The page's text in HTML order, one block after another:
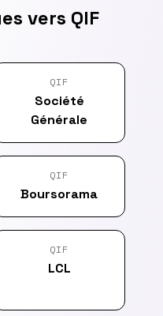
vers QIF
QIF
Société
Générale
QIF
Boursorama
QIF
LCL